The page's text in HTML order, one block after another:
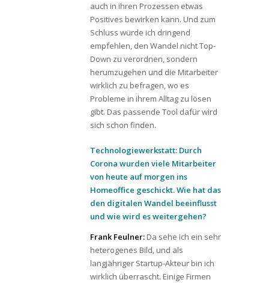
auch in ihren Prozessen etwas
Positives bewirken kann. Und zum
Schluss würde ich dringend
empfehlen, den Wandel nicht Top-
Down zu verordnen, sondern
herumzugehen und die Mitarbeiter
wirklich zu befragen, wo es
Probleme in ihrem Alltag zu lösen
gibt. Das passende Tool dafür wird
sich schon finden.
Technologiewerkstatt: Durch
Corona wurden viele Mitarbeiter
von heute auf morgen ins
Homeoffice geschickt. Wie hat das
den digitalen Wandel beeinflusst
und wie wird es weitergehen?
Frank Feulner: Da sehe ich ein sehr
heterogenes Bild, und als
langjähriger Startup-Akteur bin ich
wirklich überrascht. Einige Firmen